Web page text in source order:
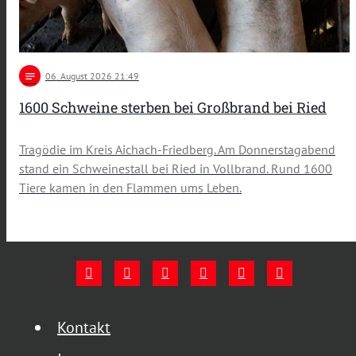
notes 06 . August 2026 21:49
1600 Schweine sterben bei Großbrand bei Ried
Tragödie im Kreis Aichach-Friedberg. Am Donnerstagabend
stand ein Schweinestall bei Ried in Vollbrand. Rund 1600
Tiere kamen in den Flammen ums Leben.
Kontakt